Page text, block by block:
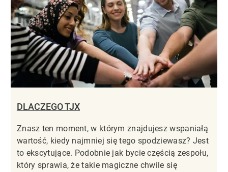
DLACZEGO TJX
Znasz ten moment, w którym znajdujesz wspaniałą
wartość, kiedy najmniej się tego spodziewasz? Jest
to ekscytujące. Podobnie jak bycie częścią zespołu,
który sprawia, że takie magiczne chwile się